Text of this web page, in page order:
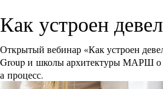
Как устроен
Открытый вебинар «Как устроен
Group и школы архитектуры МАРШ о
а процесс.